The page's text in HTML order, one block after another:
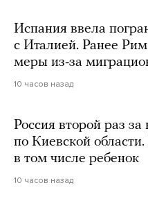
Испания ввела
с Италией. Ранее
меры из-за
10 часов назад
Россия второй раз
по Киевской
в том числе ребенок
10 часов назад